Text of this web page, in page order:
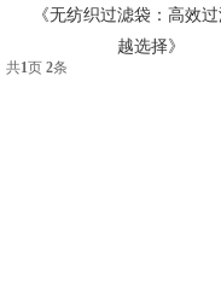
《无纺织过滤袋：高效
越选择》
共1页 2条